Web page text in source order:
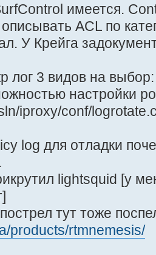
имеется.
ACL по
У Крейга
лог 3 видов на
настройки
iproxy/conf/
log для отладки
lightsquid [у
тут тоже
products/rtmnemesis/